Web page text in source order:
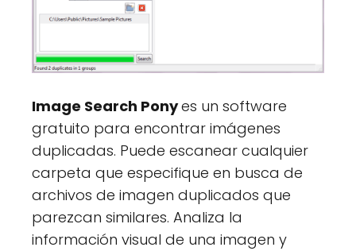
Image Search Ponyes un software
gratuito para encontrar imágenes
duplicadas. Puede escanear cualquier
carpeta que especifique en busca de
archivos de imagen duplicados que
parezcan similares. Analiza la
información visual de una imagen y